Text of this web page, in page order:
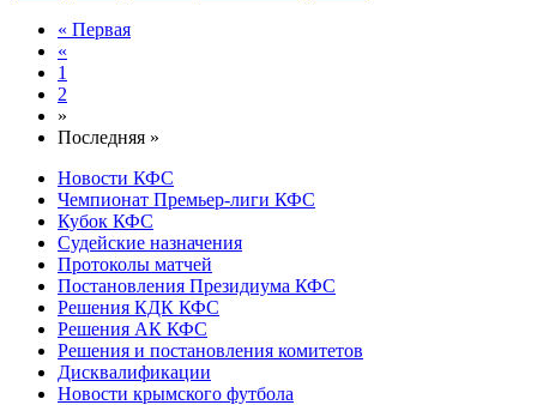
« Первая
«
1
2
»
Последняя »
Новости КФС
Чемпионат Премьер-лиги КФС
Кубок КФС
Судейские назначения
Протоколы матчей
Постановления Президиума КФС
Решения КДК КФС
Решения АК КФС
Решения и постановления комитетов
Дисквалификации
Новости крымского футбола